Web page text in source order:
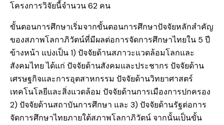
โครงการวิจัยนี้จำนวน 62 คน
ขั้นตอนการศึกษาเริ่มจากขั้นตอนการศึกษาปัจจัยหลักสำคัญ
ของสภาพโลกาภิวัตน์ที่มีผลต่อการจัดการศึกษาไทยใน 5 ปี
ข้างหน้า แบ่งเป็น 1) ปัจจัยด้านสภาวะแวดล้อมโลกและ
สังคมไทย ได้แก่ ปัจจัยด้านสังคมและประชากร ปัจจัยด้าน
เศรษฐกิจและการอุตสาหกรรม ปัจจัยด้านวิทยาศาสตร์
เทคโนโลยีและสิ่งแวดล้อม ปัจจัยด้านการเมืองการปกครอง
2) ปัจจัยด้านสถาบันการศึกษา และ 3) ปัจจัยด้านรัฐต่อการ
จัดการศึกษาไทยภายใต้สภาพโลกาภิวัตน์ จากนั้นเป็นขั้น